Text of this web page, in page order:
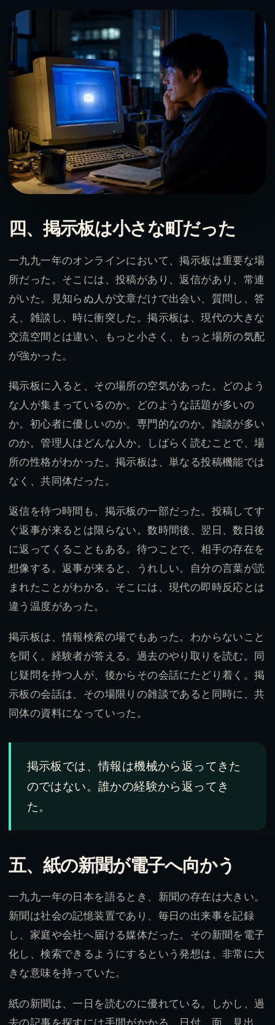
四、掲示板は小さな町だった
一九九一年のオンラインにおいて、掲示板は重要な場
所だった。そこには、投稿があり、返信があり、常連
がいた。見知らぬ人が文章だけで出会い、質問し、答
え、雑談し、時に衝突した。掲示板は、現代の大きな
交流空間とは違い、もっと小さく、もっと場所の気配
が強かった。
掲示板に入ると、その場所の空気があった。どのよう
な人が集まっているのか。どのような話題が多いの
か。初心者に優しいのか。専門的なのか。雑談が多い
のか。管理人はどんな人か。しばらく読むことで、場
所の性格がわかった。掲示板は、単なる投稿機能では
なく、共同体だった。
返信を待つ時間も、掲示板の一部だった。投稿してす
ぐ返事が来るとは限らない。数時間後、翌日、数日後
に返ってくることもある。待つことで、相手の存在を
想像する。返事が来ると、うれしい。自分の言葉が読
まれたことがわかる。そこには、現代の即時反応とは
違う温度があった。
掲示板は、情報検索の場でもあった。わからないこと
を聞く。経験者が答える。過去のやり取りを読む。同
じ疑問を持つ人が、後からその会話にたどり着く。掲
示板の会話は、その場限りの雑談であると同時に、共
同体の資料になっていった。
掲示板では、情報は機械から返ってきた
のではない。誰かの経験から返ってき
た。
五、紙の新聞が電子へ向かう
一九九一年の日本を語るとき、新聞の存在は大きい。
新聞は社会の記憶装置であり、毎日の出来事を記録
し、家庭や会社へ届ける媒体だった。その新聞を電子
化し、検索できるようにするという発想は、非常に大
きな意味を持っていた。
紙の新聞は、一日を読むのに優れている。しかし、過
去の記事を探すには手間がかかる。日付、面、見出